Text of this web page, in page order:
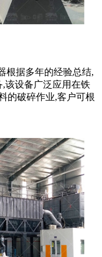
根据多年的经验总结,
该设备广泛应用在铁
的破碎作业,客户可根